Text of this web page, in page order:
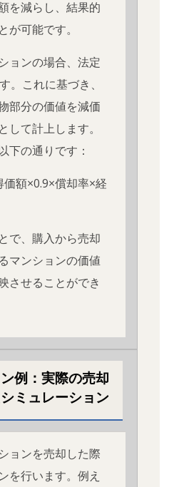
を減らし、結果的
が可能です。
ョンの場合、法定
。これに基づき、
部分の価値を減価
して計上します。
下の通りです：
額×0.9×償却率×経
で、購入から売却
マンションの価値
させることができ
例：実際の売却
ミュレーション
ョンを売却した際
を行います。例え